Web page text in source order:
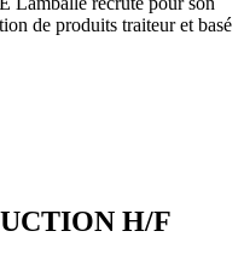
de produits traiteur et basé
H/F